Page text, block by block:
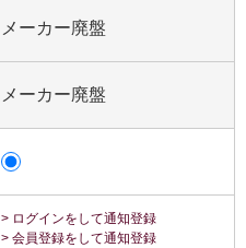
メーカー廃盤
メーカー廃盤
> ログインをして通知登録
> 会員登録をして通知登録